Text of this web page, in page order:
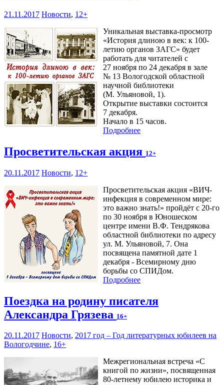
21.11.2017 Новости, 12+
Уникальная выставка-просмотр
«История длиною в век: к 100-
летию органов ЗАГС» будет
работать для читателей с
27 ноября по 24 декабря в зале
№ 13 Вологодской областной
научной библиотеки
(М. Ульяновой, 1).
Открытие выставки состоится
7 декабря.
Начало в 15 часов.
Подробнее
Просветительская акция 12+
20.11.2017 Новости, 12+
Просветительская акция «ВИЧ-
инфекция в современном мире:
это важно знать!» пройдёт с 20-го
по 30 ноября в Юношеском
центре имени В.Ф. Тендрякова
областной библиотеки по адресу
ул. М. Ульяновой, 7. Она
посвящена памятной дате 1
декабря - Всемирному дню
борьбы со СПИДом.
Подробнее
Поездка на родину писателя
Александра Грязева 16+
20.11.2017 Новости, 2017 год – Год литературных юбилеев на
Вологодчине, 16+
Межрегиональная встреча «С
книгой по жизни», посвященная
80-летнему юбилею историка и